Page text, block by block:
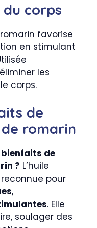
corps
favorise
en stimulant
les
corps.
de
de romarin
de
? L’huile
pour
,
. Elle
soulager des